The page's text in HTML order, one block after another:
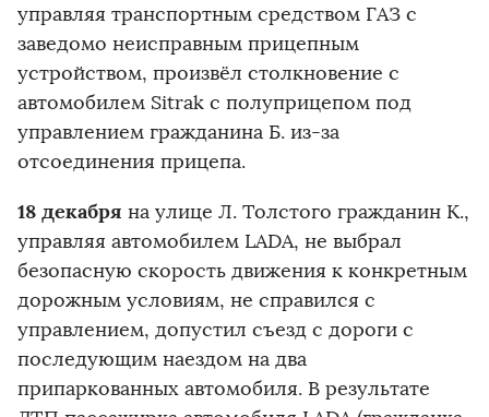
управляя транспортным средством ГАЗ с
заведомо неисправным прицепным
устройством, произвёл столкновение с
автомобилем Sitrak с полуприцепом под
управлением гражданина Б. из-за
отсоединения прицепа.
18 декабря на улице Л. Толстого гражданин К.,
управляя автомобилем LADA, не выбрал
безопасную скорость движения к конкретным
дорожным условиям, не справился с
управлением, допустил съезд с дороги с
последующим наездом на два
припаркованных автомобиля. В результате